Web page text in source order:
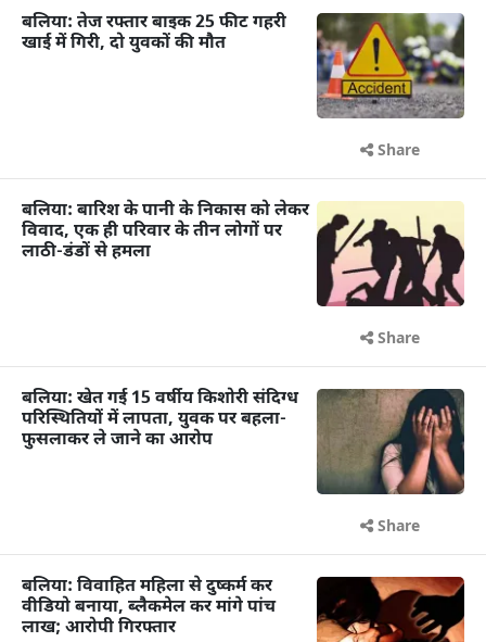
बलिया: तेज रफ्तार बाइक 25 फीट गहरी
खाई में गिरी, दो युवकों की मौत
Share
बलिया: बारिश के पानी के निकास को लेकर
विवाद, एक ही परिवार के तीन लोगों पर
लाठी-डंडों से हमला
Share
बलिया: खेत गई 15 वर्षीय किशोरी संदिग्ध
परिस्थितियों में लापता, युवक पर बहला-
फुसलाकर ले जाने का आरोप
Share
बलिया: विवाहित महिला से दुष्कर्म कर
वीडियो बनाया, ब्लैकमेल कर मांगे पांच
लाख; आरोपी गिरफ्तार